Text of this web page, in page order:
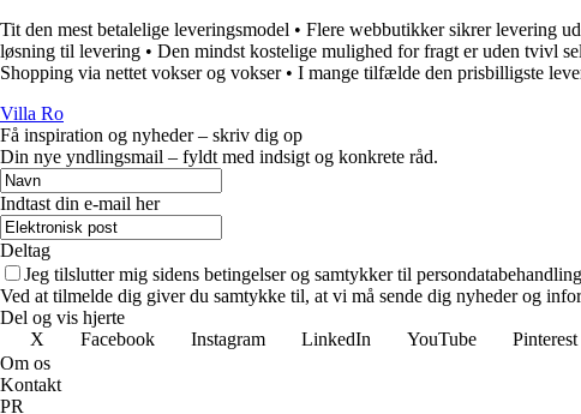
Tit den mest betalelige leveringsmodel • Flere webbutikker sikrer levering
løsning til levering • Den mindst kostelige mulighed for fragt er uden tvivl
Shopping via nettet vokser og vokser• I mange tilfælde den prisbilligste
Villa Ro
Få inspiration og nyheder – skriv dig op
Din nye yndlingsmail – fyldt med indsigt og konkrete råd.
Indtast din e-mail her
Deltag
Jeg tilslutter mig sidens betingelser og samtykker til
Ved at tilmelde dig giver du samtykke til, at vi må sende dig nyheder og
Del og vis hjerte
X
Facebook Instagram LinkedIn YouTube Pinterest
Om os
Kontakt
PR